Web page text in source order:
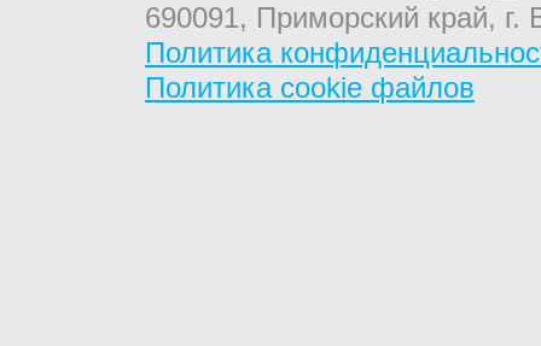
690091, Приморский край,
Политика
Политика cookie файлов